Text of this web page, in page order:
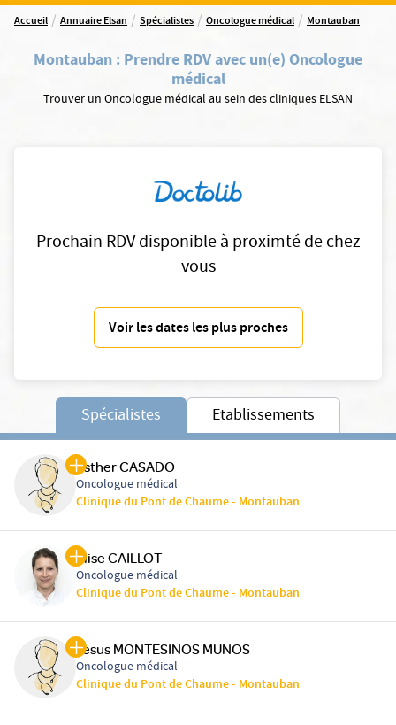
Accueil / Annuaire Elsan / Spécialistes / Oncologue médical / Montauban
Montauban : Prendre RDV avec un(e) Oncologue
médical
Trouver un Oncologue médical au sein des cliniques ELSAN
Prochain RDV disponible à proximté de chez
vous
Voir les dates les plus proches
Spécialistes Etablissements
Esther CASADO
Oncologue médical
Clinique du Pont de Chaume - Montauban
Elise CAILLOT
Oncologue médical
Clinique du Pont de Chaume - Montauban
Jesus MONTESINOS MUNOS
Oncologue médical
Clinique du Pont de Chaume - Montauban